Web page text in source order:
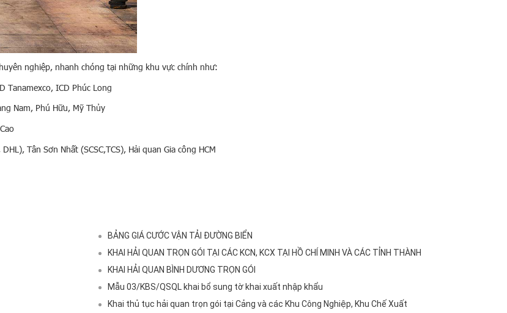
nghiệp, nhanh chóng tại những khu vực chính như:
Tanamexco, ICD Phúc Long
Nam, Phú Hữu, Mỹ Thủy
Tân Sơn Nhất (SCSC,TCS), Hải quan Gia công HCM
BẢNG GIÁ CƯỚC VẬN TẢI ĐƯỜNG BIỂN
KHAI HẢI QUAN TRỌN GÓI TẠI CÁC KCN, KCX TẠI HỒ CHÍ MINH VÀ CÁC TỈNH THÀNH
KHAI HẢI QUAN BÌNH DƯƠNG TRỌN GÓI
Mẫu 03/KBS/QSQL khai bổ sung tờ khai xuất nhập khẩu
Khai thủ tục hải quan trọn gói tại Cảng và các Khu Công Nghiệp, Khu Chế Xuất